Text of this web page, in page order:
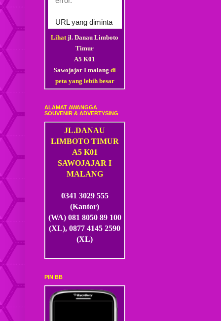
Lihatjl. Danau Limboto
Timur
A5 K01
Sawojajar I malang di
peta yang lebih besar
ALAMAT AWANGGA
SOUVENIR & ADVERTYSING
JL.DANAU
LIMBOTO TIMUR
A5 K01
SAWOJAJAR I
MALANG
0341 3029 555
(Kantor)
(WA) 081 8050 89 100
(XL), 0877 4145 2590
(XL)
PIN BB